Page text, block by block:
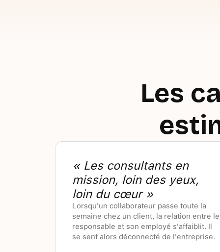
Les
« Les consultants en
mission, loin des yeux,
loin du cœur »
Lorsqu'un collaborateur passe toute la
semaine chez un client, la relation entre le
responsable et son employé s'affaiblit. Il
se sent alors déconnecté de l'entreprise.